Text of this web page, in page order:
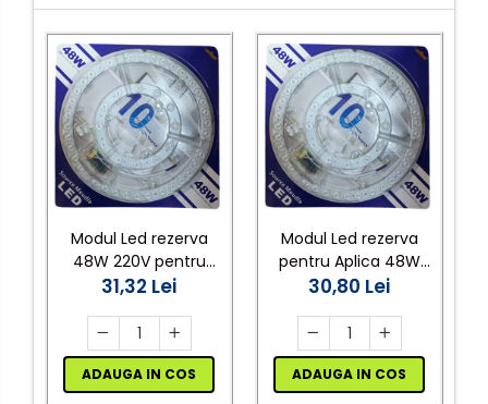
Modul Led rezerva
48W 220V pentru
Aplica lumina calda
31,32 Lei
ADAUGA IN COS
Modul Led rezerva
pentru Aplica 48W
6500K
30,80 Lei
ADAUGA IN COS